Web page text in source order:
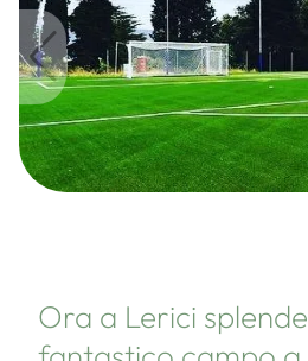
Ora a Lerici